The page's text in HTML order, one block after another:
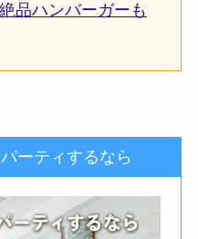
品ハンバーガーも
ーティするなら